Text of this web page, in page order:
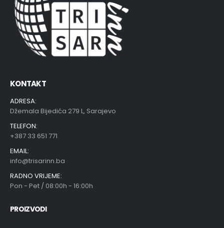
KONTAKT
ADRESA:
Džemala Bijedića 279 L, Sarajevo
TELEFON:
+387 33 651 771
EMAIL:
info@trisarinn.ba
RADNO VRIJEME:
Pon - Pet / 08:00h - 16:00h
PROIZVODI